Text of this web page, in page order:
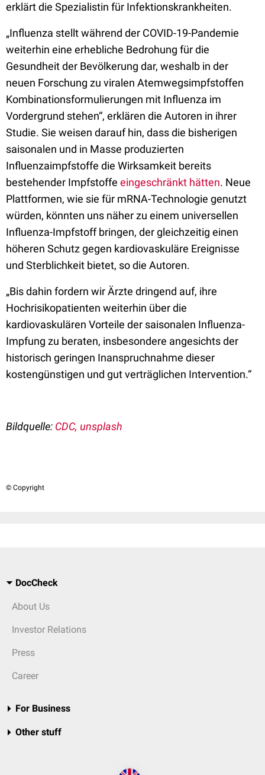
erklärt die Spezialistin für Infektionskrankheiten.
„Influenza stellt während der COVID-19-Pandemie
weiterhin eine erhebliche Bedrohung für die
Gesundheit der Bevölkerung dar, weshalb in der
neuen Forschung zu viralen Atemwegsimpfstoffen
Kombinationsformulierungen mit Influenza im
Vordergrund stehen“, erklären die Autoren in ihrer
Studie. Sie weisen darauf hin, dass die bisherigen
saisonalen und in Masse produzierten
Influenzaimpfstoffe die Wirksamkeit bereits
bestehender Impfstoffe eingeschränkt hätten. Neue
Plattformen, wie sie für mRNA-Technologie genutzt
würden, könnten uns näher zu einem universellen
Influenza-Impfstoff bringen, der gleichzeitig einen
höheren Schutz gegen kardiovaskuläre Ereignisse
und Sterblichkeit bietet, so die Autoren.
„Bis dahin fordern wir Ärzte dringend auf, ihre
Hochrisikopatienten weiterhin über die
kardiovaskulären Vorteile der saisonalen Influenza-
Impfung zu beraten, insbesondere angesichts der
historisch geringen Inanspruchnahme dieser
kostengünstigen und gut verträglichen Intervention.“
Bildquelle: CDC, unsplash
© Copyright
DocCheck
About Us
Investor Relations
Press
Career
For Business
Other stuff